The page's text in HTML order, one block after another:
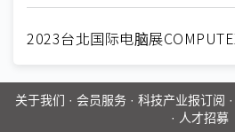
2023台北国际电脑展
关于我们 · 会员服务· 科技产业报订阅 ·
· 人才招募